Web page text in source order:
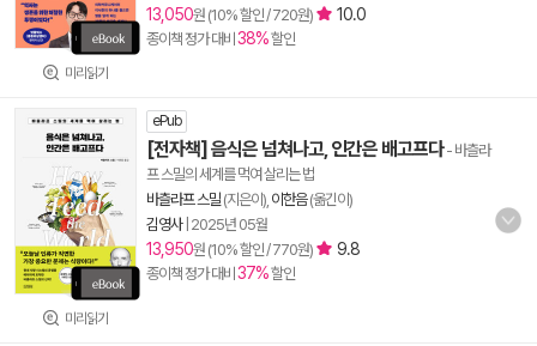
미리읽기
13,050원 (10% 할인 / 720원) 10.0
종이책 정가 대비 38%할인
미리읽기
ePub
[전자책] 음식은 넘쳐나고, 인간은 배고프다- 바츨라
프 스밀의 세계를 먹여 살리는 법
바츨라프 스밀 (지은이), 이한음(옮긴이)
김영사| 2025년 05월
13,950원 (10% 할인 / 770원) 9.8
종이책 정가 대비 37%할인